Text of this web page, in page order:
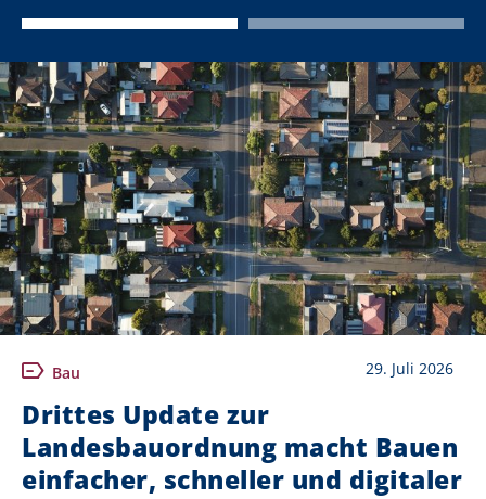
Bau 29. Juli 2026
Drittes Update zur
Landesbauordnung macht Bauen
einfacher, schneller und digitaler